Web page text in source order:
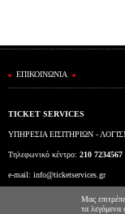
ΕΠΙΚΟΙΝΩΝΙΑ
TICKET SERVICES
ΥΠΗΡΕΣΙΑ ΕΙΣΙΤΗΡΙΩΝ -
Τηλεφωνικό κέντρο: 210 7234567
e-mail: info@ticketservices.gr
Εκδοτήριο: Πανεπιστημίου 39
Μας
τα λεγόμενα